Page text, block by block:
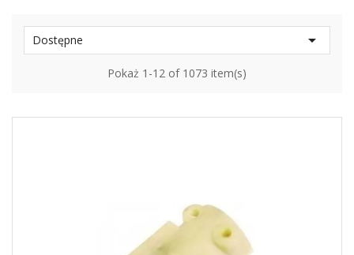
Dostępne 
Pokaż 1-12 of 1073 item(s)